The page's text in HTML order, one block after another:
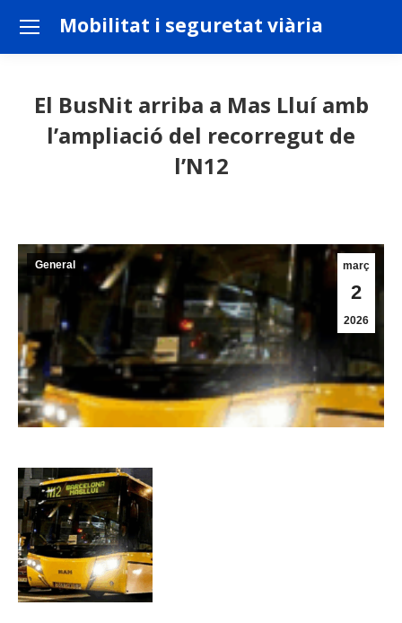
Mobilitat i seguretat viària
El BusNit arriba a Mas Lluí amb
l’ampliació del recorregut de
l’N12
març
2
2026
General